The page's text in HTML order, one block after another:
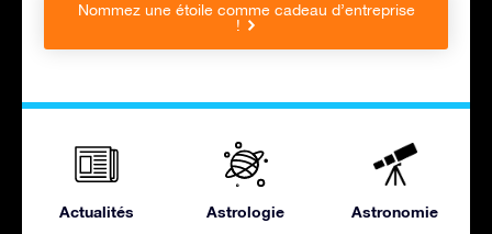
Nommez une étoile comme cadeau d’entreprise
!
Actualités Astrologie Astronomie